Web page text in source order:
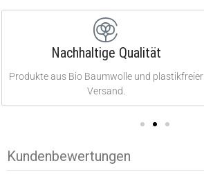
Nachhaltige Qualität
Produkte aus Bio Baumwolle und plastikfreier
Versand.
Kundenbewertungen